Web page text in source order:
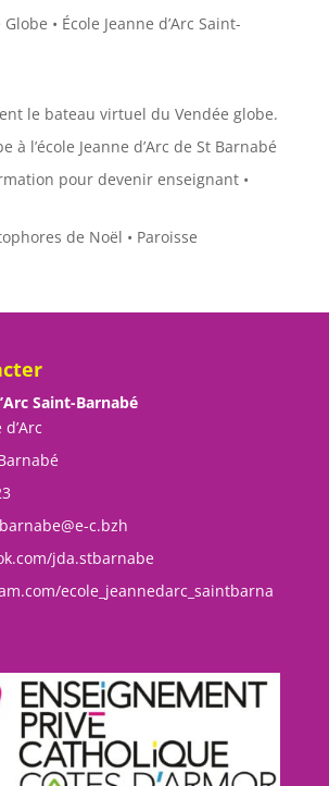
• École Jeanne d’Arc Saint-
le bateau virtuel du Vendée globe.
à l’école Jeanne d’Arc de St Barnabé
pour devenir enseignant •
de Noël • Paroisse
Saint-Barnabé
c.bzh
jda.stbarnabe
ecole_jeannedarc_saintbarna